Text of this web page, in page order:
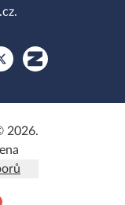
X
Zonerama
2026.